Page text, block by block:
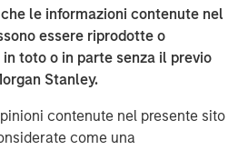
le informazioni contenute nel
essere riprodotte o
toto o in parte senza il previo
Stanley.
contenute nel presente sito
come una
business. We were pleased to
thoroughly enjoyed working
and the team. We are excited
with such a high quality
Bassman, Managing